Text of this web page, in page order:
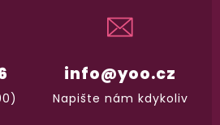
2. dne
záleží! Vše důležité máme
info@yoo.cz
Napište nám kdykoliv